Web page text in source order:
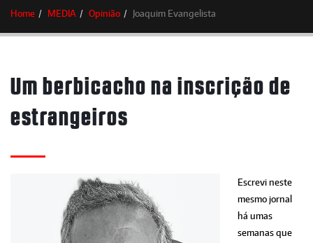
Home MEDIA Opinião Joaquim Evangelista
Um berbicacho na inscrição de
estrangeiros
Escrevi neste
mesmo jornal
há umas
semanas que